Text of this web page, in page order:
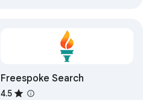
Freespoke Search
4.5